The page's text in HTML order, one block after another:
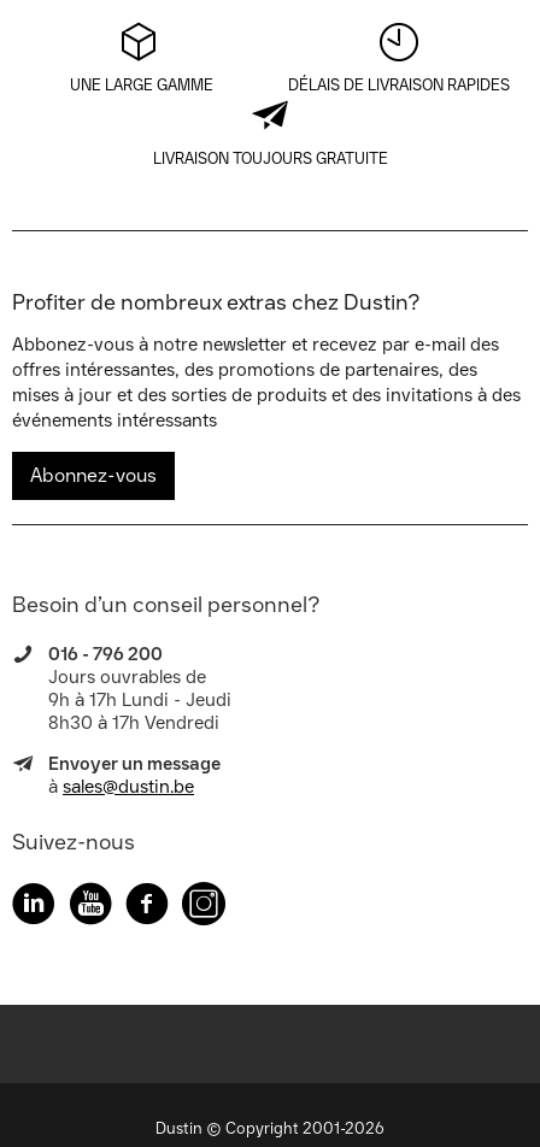
UNE LARGE GAMME DÉLAIS DE LIVRAISON RAPIDES
LIVRAISON TOUJOURS GRATUITE
Profiter de nombreux extras chez Dustin?
Abbonez-vous à notre newsletter et recevez par e-mail des
offres intéressantes, des promotions de partenaires, des
mises à jour et des sorties de produits et des invitations à des
événements intéressants
Abonnez-vous
Besoin d’un conseil personnel?
016 - 796 200
Jours ouvrables de
9h à 17h Lundi - Jeudi
8h30 à 17h Vendredi
Envoyer un message
à sales@dustin.be
Suivez-nous
Dustin © Copyright 2001-2026